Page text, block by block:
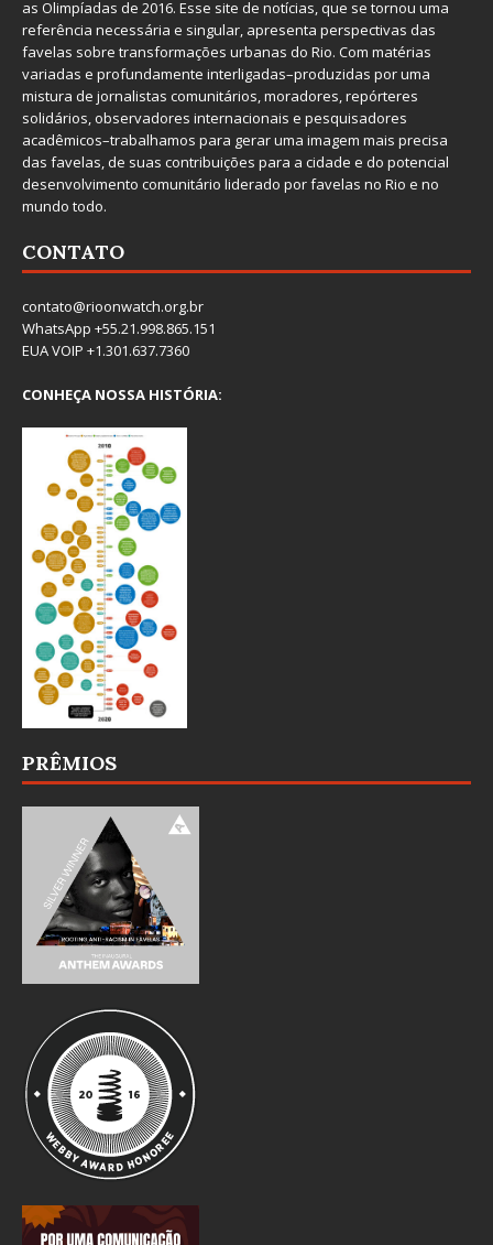
as Olimpíadas de 2016. Esse site de notícias, que se tornou uma
referência necessária e singular, apresenta perspectivas das
favelas sobre transformações urbanas do Rio. Com matérias
variadas e profundamente interligadas–produzidas por uma
mistura de jornalistas comunitários, moradores, repórteres
solidários, observadores internacionais e pesquisadores
acadêmicos–trabalhamos para gerar uma imagem mais precisa
das favelas, de suas contribuições para a cidade e do potencial
desenvolvimento comunitário liderado por favelas no Rio e no
mundo todo.
CONTATO
contato@rioonwatch.org.br
WhatsApp +55.21.998.865.151
EUA VOIP +1.301.637.7360
CONHEÇA NOSSA HISTÓRIA:
PRÊMIOS